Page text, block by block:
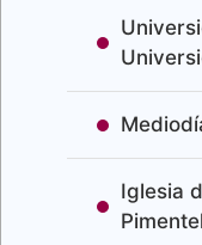
Iglesia
Pimentel